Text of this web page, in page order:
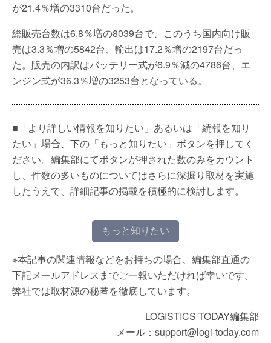
が21.4％増の3310台だった。
総販売台数は6.8％増の8039台で、このうち国内向け販
売は3.3％増の5842台、輸出は17.2％増の2197台だっ
た。販売の内訳はバッテリー式が6.9％減の4786台、エ
ンジン式が36.3％増の3253台となっている。
■「より詳しい情報を知りたい」あるいは「続報を知り
たい」場合、下の「もっと知りたい」ボタンを押してく
ださい。編集部にてボタンが押された数のみをカウント
し、件数の多いものについてはさらに深掘り取材を実施
したうえで、詳細記事の掲載を積極的に検討します。
もっと知りたい
※本記事の関連情報などをお持ちの場合、編集部直通の
下記メールアドレスまでご一報いただければ幸いです。
弊社では取材源の秘匿を徹底しています。
LOGISTICS TODAY編集部
メール：support@logi-today.com